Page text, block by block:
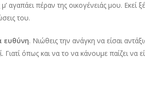
πέραν της οικογένειάς μου. Εκεί
του.
ευθύνη. Νιώθεις την ανάγκη να είσαι
όπως και να το να κάνουμε παίζει να